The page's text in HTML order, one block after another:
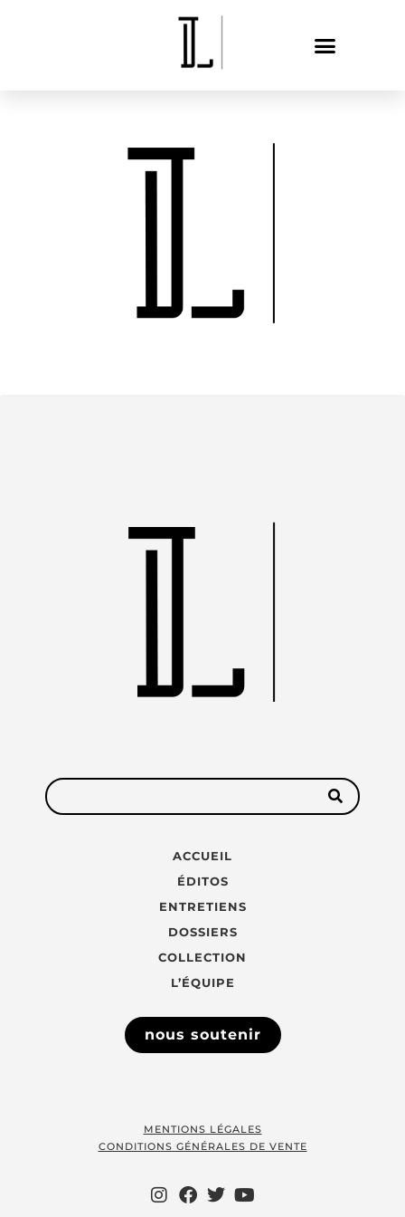
ACCUEIL
ÉDITOS
ENTRETIENS
DOSSIERS
COLLECTION
L’ÉQUIPE
nous soutenir
MENTIONS LÉGALES
CONDITIONS GÉNÉRALES DE VENTE